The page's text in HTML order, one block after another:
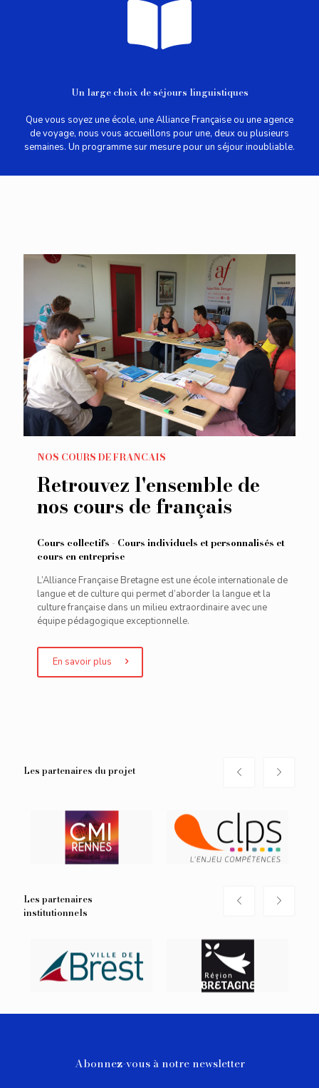
Un large choix de séjours linguistiques
Que vous soyez une école, une Alliance Française ou une agence
de voyage, nous vous accueillons pour une, deux ou plusieurs
semaines. Un programme sur mesure pour un séjour inoubliable.
NOS COURS DE FRANCAIS
Retrouvez l'ensemble de
nos cours de français
Cours collectifs - Cours individuels et personnalisés et
cours en entreprise
L’Alliance Française Bretagne est une école internationale de
langue et de culture qui permet d’aborder la langue et la
culture française dans un milieu extraordinaire avec une
équipe pédagogique exceptionnelle.
En savoir plus
Les partenaires du projet
Les partenaires
institutionnels
Abonnez-vous à notre newsletter